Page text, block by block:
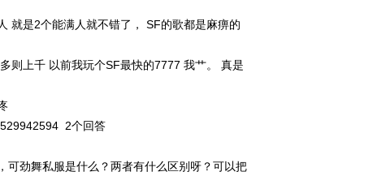
就是2个能满人就不错了， SF的歌都是麻痹的
则上千 以前我玩个SF最快的7777 我艹。 真是
2个回答
可劲舞私服是什么？两者有什么区别呀？可以把